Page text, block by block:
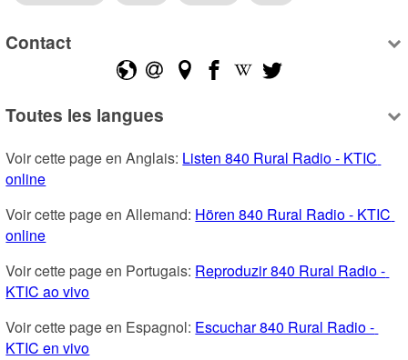
Contact
Toutes les langues
Voir cette page en Anglais: Listen 840 Rural Radio - KTIC
online
Voir cette page en Allemand: Hören 840 Rural Radio - KTIC
online
Voir cette page en Portugais: Reproduzir 840 Rural Radio -
KTIC ao vivo
Voir cette page en Espagnol: Escuchar 840 Rural Radio -
KTIC en vivo